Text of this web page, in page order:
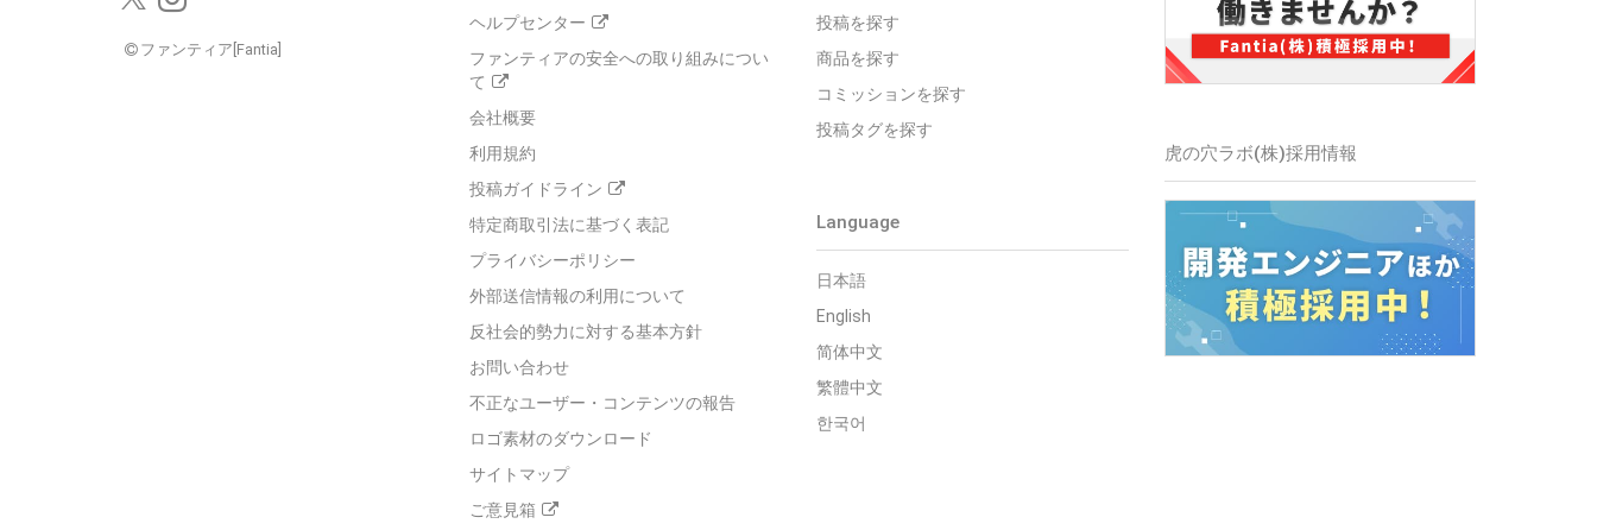
ヘルプセンター
ファンティアの安全への取り組みについ
て
会社概要
利用規約
投稿ガイドライン
特定商取引法に基づく表記
プライバシーポリシー
外部送信情報の利用について
反社会的勢力に対する基本方針
お問い合わせ
不正なユーザー・コンテンツの報告
ロゴ素材のダウンロード
サイトマップ
ご意見箱
投稿を探す
商品を探す
コミッションを探す
投稿タグを探す
Language
日本語
English
简体中文
繁體中文
한국어
虎の穴ラボ(株)採用情報
ファンティア[Fantia]